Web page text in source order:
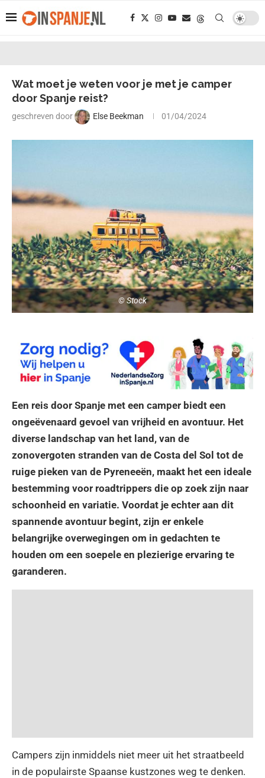
Wat moet je weten voor je met je camper
door Spanje reist?
geschreven door Else Beekman 01/04/2024
© Stock
Een reis door Spanje met een camper biedt een
ongeëvenaard gevoel van vrijheid en avontuur. Het
diverse landschap van het land, van de
zonovergoten stranden van de Costa del Sol tot de
ruige pieken van de Pyreneeën, maakt het een ideale
bestemming voor roadtrippers die op zoek zijn naar
schoonheid en variatie. Voordat je echter aan dit
spannende avontuur begint, zijn er enkele
belangrijke overwegingen om in gedachten te
houden om een soepele en plezierige ervaring te
garanderen.
Campers zijn inmiddels niet meer uit het straatbeeld
in de populairste Spaanse kustzones weg te denken.